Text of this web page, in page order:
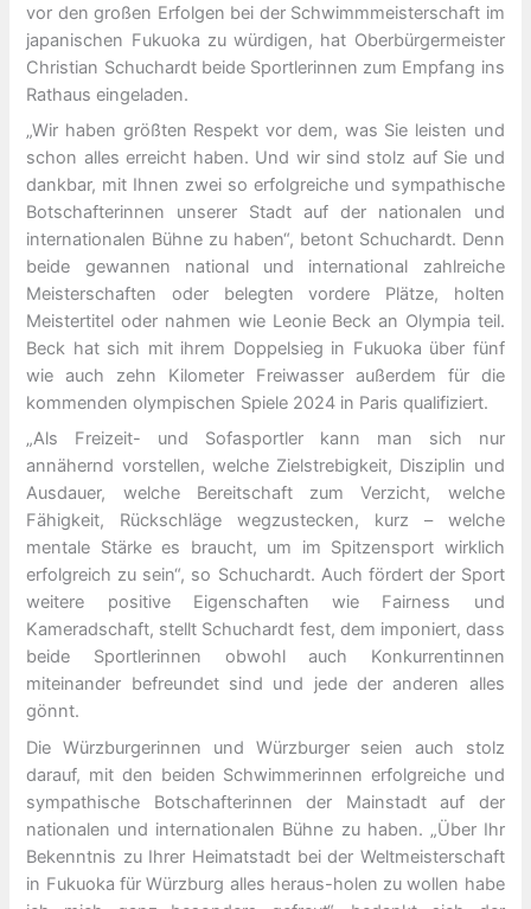
vor den großen Erfolgen bei der Schwimmmeisterschaft im
japanischen Fukuoka zu würdigen, hat Oberbürgermeister
Christian Schuchardt beide Sportlerinnen zum Empfang ins
Rathaus eingeladen.
„Wir haben größten Respekt vor dem, was Sie leisten und
schon alles erreicht haben. Und wir sind stolz auf Sie und
dankbar, mit Ihnen zwei so erfolgreiche und sympathische
Botschafterinnen unserer Stadt auf der nationalen und
internationalen Bühne zu haben“, betont Schuchardt. Denn
beide gewannen national und international zahlreiche
Meisterschaften oder belegten vordere Plätze, holten
Meistertitel oder nahmen wie Leonie Beck an Olympia teil.
Beck hat sich mit ihrem Doppelsieg in Fukuoka über fünf
wie auch zehn Kilometer Freiwasser außerdem für die
kommenden olympischen Spiele 2024 in Paris qualifiziert.
„Als Freizeit- und Sofasportler kann man sich nur
annähernd vorstellen, welche Zielstrebigkeit, Disziplin und
Ausdauer, welche Bereitschaft zum Verzicht, welche
Fähigkeit, Rückschläge wegzustecken, kurz – welche
mentale Stärke es braucht, um im Spitzensport wirklich
erfolgreich zu sein“, so Schuchardt. Auch fördert der Sport
weitere positive Eigenschaften wie Fairness und
Kameradschaft, stellt Schuchardt fest, dem imponiert, dass
beide Sportlerinnen obwohl auch Konkurrentinnen
miteinander befreundet sind und jede der anderen alles
gönnt.
Die Würzburgerinnen und Würzburger seien auch stolz
darauf, mit den beiden Schwimmerinnen erfolgreiche und
sympathische Botschafterinnen der Mainstadt auf der
nationalen und internationalen Bühne zu haben. „Über Ihr
Bekenntnis zu Ihrer Heimatstadt bei der Weltmeisterschaft
in Fukuoka für Würzburg alles heraus-holen zu wollen habe